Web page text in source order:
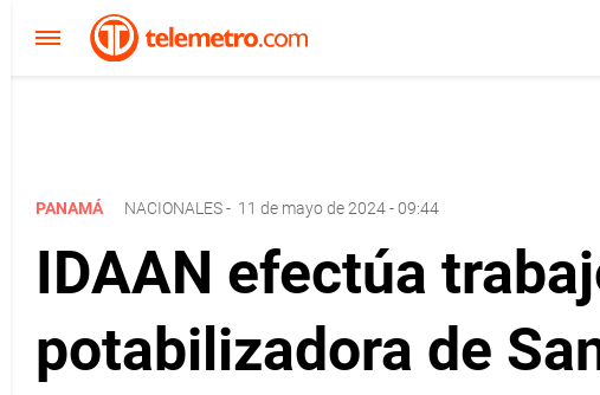
PANAMÁ NACIONALES- 11 de mayo de 2024 - 09:44
IDAAN efectúa
potabilizadora de